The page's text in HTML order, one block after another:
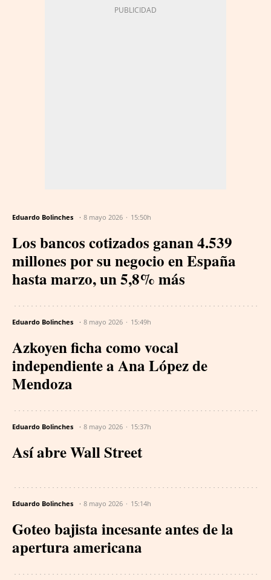
Eduardo Bolinches 8 mayo 2026 15:50h
Los bancos cotizados ganan 4.539
millones por su negocio en España
hasta marzo, un 5,8% más
Eduardo Bolinches 8 mayo 2026 15:49h
Azkoyen ficha como vocal
independiente a Ana López de
Mendoza
Eduardo Bolinches 8 mayo 2026 15:37h
Así abre Wall Street
Eduardo Bolinches 8 mayo 2026 15:14h
Goteo bajista incesante antes de la
apertura americana